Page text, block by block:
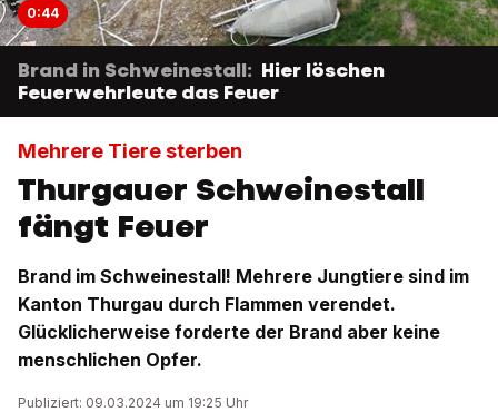
0:44
Brand in Schweinestall: Hier löschen
Feuerwehrleute das Feuer
Mehrere Tiere sterben
Thurgauer Schweinestall
fängt Feuer
Brand im Schweinestall! Mehrere Jungtiere sind im
Kanton Thurgau durch Flammen verendet.
Glücklicherweise forderte der Brand aber keine
menschlichen Opfer.
Publiziert: 09.03.2024 um 19:25 Uhr